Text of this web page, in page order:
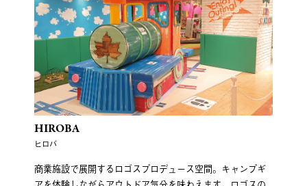
HIROBA
ヒロバ
商業施設で展開するロゴスプロデュース空間。キャンプギ